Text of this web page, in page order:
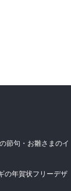
節句・お雛さまのイ
の年賀状フリーデザ